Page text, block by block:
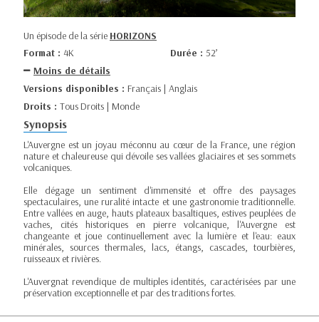
Un épisode de la série HORIZONS
Format : 4K Durée : 52’
Moins de détails
Versions disponibles : Français | Anglais
Droits : Tous Droits | Monde
Synopsis
L'Auvergne est un joyau méconnu au cœur de la France, une région
nature et chaleureuse qui dévoile ses vallées glaciaires et ses sommets
volcaniques.
Elle dégage un sentiment d'immensité et offre des paysages
spectaculaires, une ruralité intacte et une gastronomie traditionnelle.
Entre vallées en auge, hauts plateaux basaltiques, estives peuplées de
vaches, cités historiques en pierre volcanique, l'Auvergne est
changeante et joue continuellement avec la lumière et l'eau: eaux
minérales, sources thermales, lacs, étangs, cascades, tourbières,
ruisseaux et rivières.
L'Auvergnat revendique de multiples identités, caractérisées par une
préservation exceptionnelle et par des traditions fortes.